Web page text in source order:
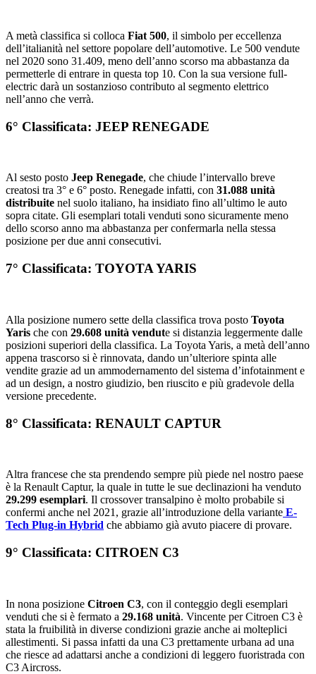
A metà classifica si colloca Fiat 500, il simbolo per eccellenza
dell’italianità nel settore popolare dell’automotive. Le 500 vendute
nel 2020 sono 31.409, meno dell’anno scorso ma abbastanza da
permetterle di entrare in questa top 10. Con la sua versione full-
electric darà un sostanzioso contributo al segmento elettrico
nell’anno che verrà.
6° Classificata: JEEP RENEGADE
Al sesto posto Jeep Renegade, che chiude l’intervallo breve
creatosi tra 3° e 6° posto. Renegade infatti, con 31.088 unità
distribuite nel suolo italiano, ha insidiato fino all’ultimo le auto
sopra citate. Gli esemplari totali venduti sono sicuramente meno
dello scorso anno ma abbastanza per confermarla nella stessa
posizione per due anni consecutivi.
7° Classificata: TOYOTA YARIS
Alla posizione numero sette della classifica trova posto Toyota
Yaris che con 29.608 unità vendute si distanzia leggermente dalle
posizioni superiori della classifica. La Toyota Yaris, a metà dell’anno
appena trascorso si è rinnovata, dando un’ulteriore spinta alle
vendite grazie ad un ammodernamento del sistema d’infotainment e
ad un design, a nostro giudizio, ben riuscito e più gradevole della
versione precedente.
8° Classificata: RENAULT CAPTUR
Altra francese che sta prendendo sempre più piede nel nostro paese
è la Renault Captur, la quale in tutte le sue declinazioni ha venduto
29.299 esemplari. Il crossover transalpino è molto probabile si
confermi anche nel 2021, grazie all’introduzione della variante E-
Tech Plug-in Hybrid che abbiamo già avuto piacere di provare.
9° Classificata: CITROEN C3
In nona posizione Citroen C3, con il conteggio degli esemplari
venduti che si è fermato a 29.168 unità. Vincente per Citroen C3 è
stata la fruibilità in diverse condizioni grazie anche ai molteplici
allestimenti. Si passa infatti da una C3 prettamente urbana ad una
che riesce ad adattarsi anche a condizioni di leggero fuoristrada con
C3 Aircross.